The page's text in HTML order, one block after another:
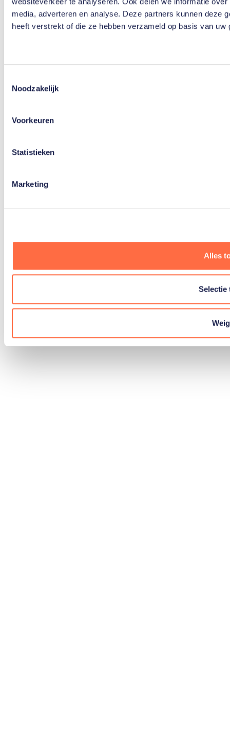
media, adverteren en analyse. Deze partners kunnen deze
heeft verstrekt of die ze hebben verzameld op basis van
Noodzakelijk
Voorkeuren
Statistieken
Marketing
Alles
Selectie
Download de TeamNL App